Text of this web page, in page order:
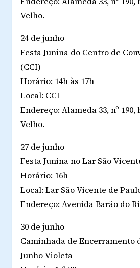
Velho.
24 de junho
Festa Junina do Centro de
(CCI)
Horário: 14h às 17h
Local: CCI
Endereço: Alameda 33, nº
Velho.
27 de junho
Festa Junina no Lar São
Horário: 16h
Local: Lar São Vicente de
Endereço: Avenida Barão do
30 de junho
Caminhada de Encerramento
Junho Violeta